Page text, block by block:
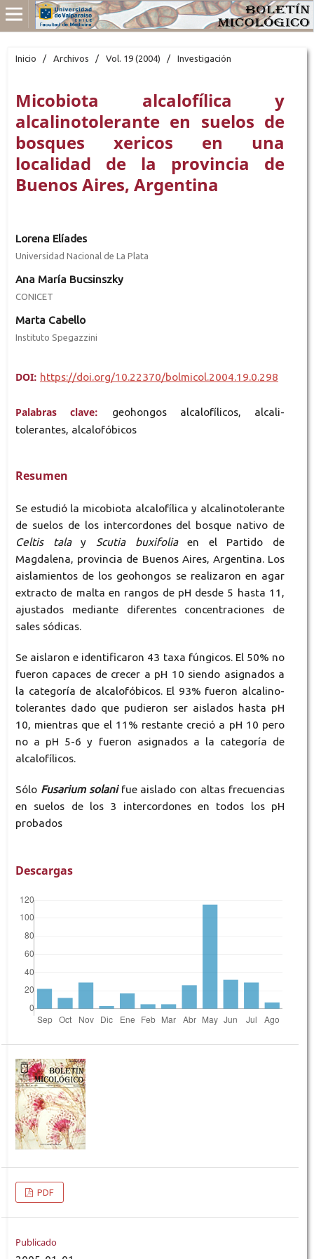
Inicio / Archivos / Vol. 19 (2004) / Investigación
Micobiota alcalofílica y
alcalinotolerante en suelos de
bosques xericos en una
localidad de la provincia de
Buenos Aires, Argentina
Lorena Elíades
Universidad Nacional de La Plata
Ana María Bucsinszky
CONICET
Marta Cabello
Instituto Spegazzini
DOI: https://doi.org/10.22370/bolmicol.2004.19.0.298
Palabras clave:
geohongos alcalofílicos, alcali-
tolerantes, alcalofóbicos
Resumen
Se estudió la micobiota alcalofílica y alcalinotolerante
de suelos de los intercordones del bosque nativo de
Celtis talay Scutia buxifoliaen el Partido de
Magdalena, provincia de Buenos Aires, Argentina. Los
aislamientos de los geohongos se realizaron en agar
extracto de malta en rangos de pH desde 5 hasta 11,
ajustados mediante diferentes concentraciones de
sales sódicas.
Se aislaron e identificaron 43 taxa fúngicos. El 50% no
fueron capaces de crecer a pH 10 siendo asignados a
la categoría de alcalofóbicos. El 93% fueron alcalino-
tolerantes dado que pudieron ser aislados hasta pH
10, mientras que el 11% restante creció a pH 10 pero
no a pH 5-6 y fueron asignados a la categoría de
alcalofílicos.
Sólo Fusarium solanifue aislado con altas frecuencias
en suelos de los 3 intercordones en todos los pH
probados
Descargas
PDF
Publicado